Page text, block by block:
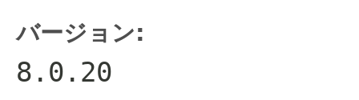
バージョン:
8.0.20